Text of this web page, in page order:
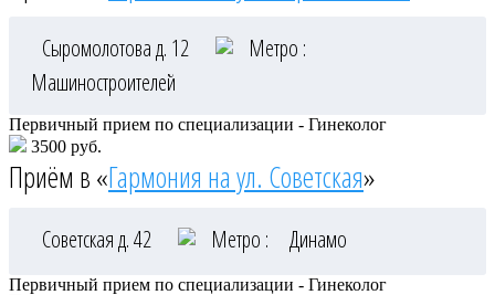
Сыромолотова д. 12
Метро :
Машиностроителей
Первичный прием по специализации - Гинеколог
3500 руб.
Приём в «Гармония на ул. Советская»
Советская д. 42 Метро : Динамо
Первичный прием по специализации - Гинеколог